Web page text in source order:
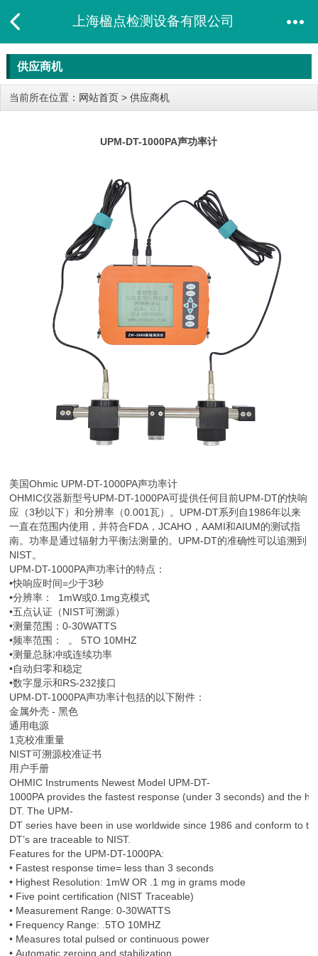
上海楹点检测设备有限公司
供应商机
当前所在位置： 网站首页 > 供应商机
UPM-DT-1000PA声功率计
美国Ohmic UPM-DT-1000PA声功率计
OHMIC仪器新型号UPM-DT-1000PA可提供任何目前UPM-DT的快响
应（3秒以下）和分辨率（0.001瓦）。UPM-DT系列自1986年以来
一直在范围内使用，并符合FDA，JCAHO，AAMI和AIUM的测试指
南。功率是通过辐射力平衡法测量的。UPM-DT的准确性可以追溯到
NIST。
UPM-DT-1000PA声功率计的特点：
•快响应时间=少于3秒
•分辨率： 1mW或0.1mg克模式
•五点认证（NIST可溯源）
•测量范围：0-30WATTS
•频率范围： 。 5TO 10MHZ
•测量总脉冲或连续功率
•自动归零和稳定
•数字显示和RS-232接口
UPM-DT-1000PA声功率计包括的以下附件：
金属外壳 - 黑色
通用电源
1克校准重量
NIST可溯源校准证书
用户手册
OHMIC Instruments Newest Model UPM-DT-
1000PA provides the fastest response (under 3 seconds) and the
DT. The UPM-
DT series have been in use worldwide since 1986 and conform to
DT’s are traceable to NIST.
Features for the UPM-DT-1000PA:
• Fastest response time= less than 3 seconds
• Highest Resolution: 1mW OR .1 mg in grams mode
• Five point certification (NIST Traceable)
• Measurement Range: 0-30WATTS
• Frequency Range: .5TO 10MHZ
• Measures total pulsed or continuous power
• Automatic zeroing and stabilization